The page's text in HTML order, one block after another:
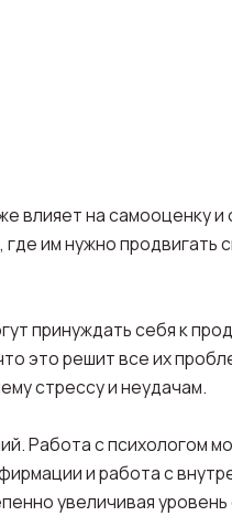
влияет на самооценку
им нужно продвигать
принуждать себя к
это решит все их
стрессу и неудачам.
Работа с психологом
и работа с
увеличивая